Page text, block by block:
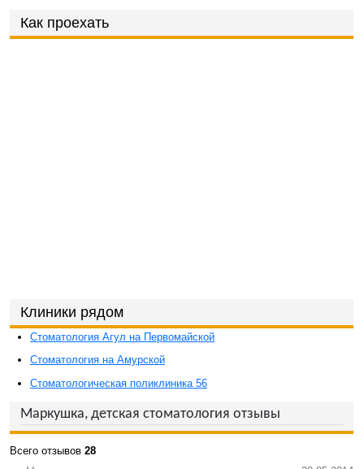
Как проехать
Клиники рядом
Стоматология Агул на Первомайской
Стоматология на Амурской
Стоматологическая поликлиника 56
Маркушка, детская стоматология отзывы
Всего отзывов 28